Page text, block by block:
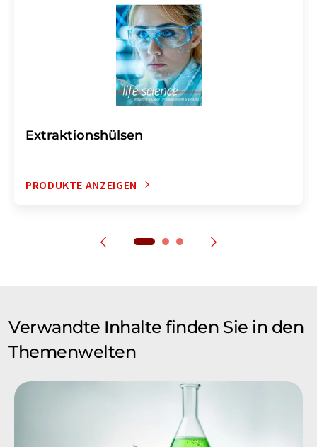
Extraktionshülsen
PRODUKTE ANZEIGEN
Verwandte Inhalte finden Sie in den
Themenwelten